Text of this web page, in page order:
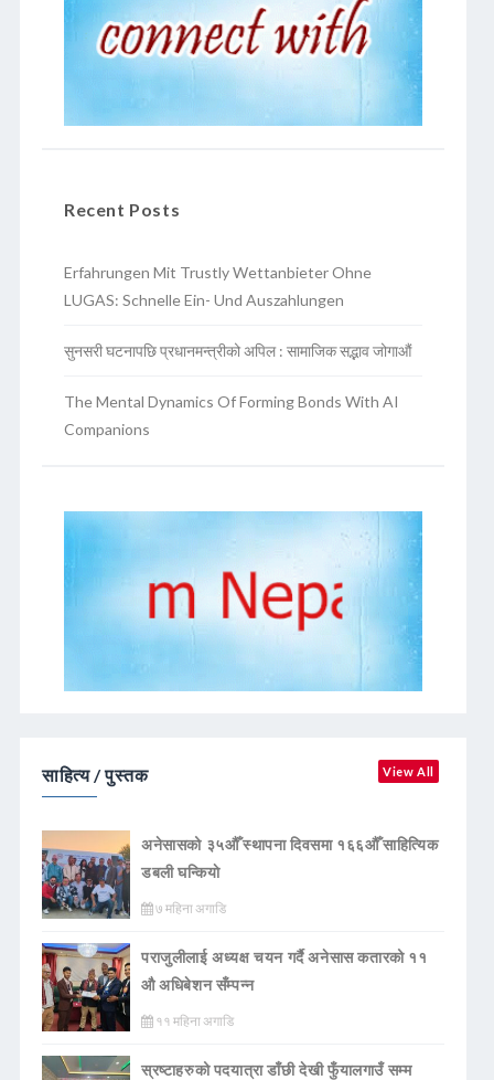
Recent Posts
Erfahrungen Mit Trustly Wettanbieter Ohne
LUGAS: Schnelle Ein- Und Auszahlungen
सुनसरी घटनापछि प्रधानमन्त्रीको अपिल : सामाजिक सद्भाव जोगाऔं
The Mental Dynamics Of Forming Bonds With AI
Companions
साहित्य / पुस्तक View All
अनेसासको ३५औँ स्थापना दिवसमा १६६औँ साहित्यिक
डबली घन्कियाे
७ महिना अगाडि
पराजुलीलाई अध्यक्ष चयन गर्दै अनेसास कतारको ११
औ अधिबेशन सँम्पन्न
११ महिना अगाडि
स्रष्टाहरुको पदयात्रा डाँछी देखी फुँयालगाउँ सम्म